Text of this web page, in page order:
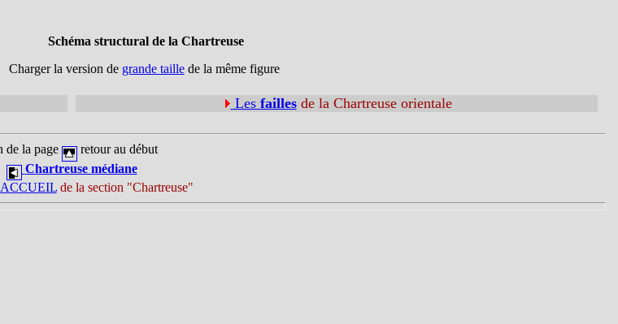
Schéma structural de la Chartreuse
Charger la version de grande taillede la même figure
Les faillesde la Chartreuse orientale
de la page
retour au début
Chartreuse médiane
ACCUEILde la section "Chartreuse"